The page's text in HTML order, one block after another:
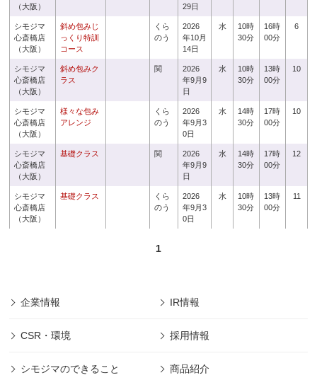
（大阪）
29日
シモジマ
心斎橋店
（大阪）
斜め包みじ
っくり特訓
コース
くら
のう
2026
年10月
14日
水
10時
30分
16時
00分
6
シモジマ
心斎橋店
（大阪）
斜め包みク
ラス
関
2026
年9月9
日
水
10時
30分
13時
00分
10
シモジマ
心斎橋店
（大阪）
様々な包み
アレンジ
くら
のう
2026
年9月3
0日
水
14時
30分
17時
00分
10
シモジマ
心斎橋店
（大阪）
基礎クラス 関
2026
年9月9
日
水
14時
30分
17時
00分
12
シモジマ
心斎橋店
（大阪）
基礎クラス
くら
のう
2026
年9月3
0日
水
10時
30分
13時
00分
11
1
企業情報 IR情報
CSR・環境 採用情報
シモジマのできること 商品紹介